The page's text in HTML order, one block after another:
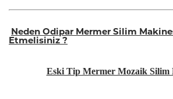
Neden Odipar Mermer Silim
Etmelisiniz ?
Eski Tip Mermer Mozaik Silim